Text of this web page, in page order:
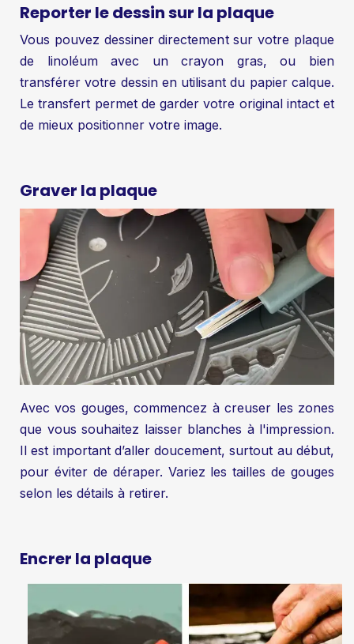
Reporter le dessin sur la plaque
Vous pouvez dessiner directement sur votre plaque
de linoléum avec un crayon gras, ou bien
transférer votre dessin en utilisant du papier calque.
Le transfert permet de garder votre original intact et
de mieux positionner votre image.
Graver la plaque
Avec vos gouges, commencez à creuser les zones
que vous souhaitez laisser blanches à l'impression.
Il est important d’aller doucement, surtout au début,
pour éviter de déraper. Variez les tailles de gouges
selon les détails à retirer.
Encrer la plaque